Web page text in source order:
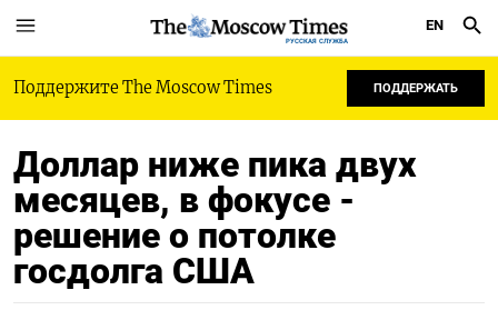
РУССКАЯ СЛУЖБА
EN
Поддержите The Moscow Times ПОДДЕРЖАТЬ
Доллар ниже пика двух
месяцев, в фокусе -
решение о потолке
госдолга США